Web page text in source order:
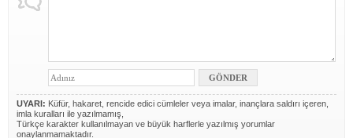
UYARI: Küfür, hakaret, rencide edici cümleler veya imalar, inançlara saldırı içeren,
imla kuralları ile yazılmamış,
Türkçe karakter kullanılmayan ve büyük harflerle yazılmış yorumlar
onaylanmamaktadır.